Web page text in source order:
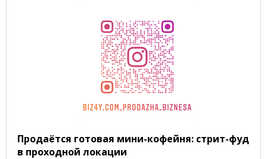
Продаётся готовая мини-кофейня: стрит-фуд
в проходной локации